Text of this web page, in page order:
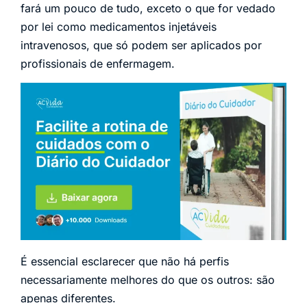
fará um pouco de tudo, exceto o que for vedado
por lei como medicamentos injetáveis
intravenosos, que só podem ser aplicados por
profissionais de enfermagem.
É essencial esclarecer que não há perfis
necessariamente melhores do que os outros: são
apenas diferentes.